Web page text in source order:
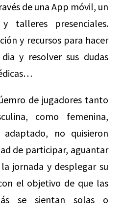
de una App móvil, un
talleres presenciales.
y recursos para hacer
y resolver sus dudas
de jugadores tanto
como femenina,
no quisieron
de participar, aguantar
jornada y desplegar su
el objetivo de que las
se sientan solas o